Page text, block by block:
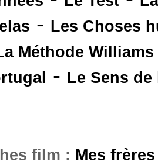
- Les Choses
Méthode Williams
- Le Sens
film : Mes